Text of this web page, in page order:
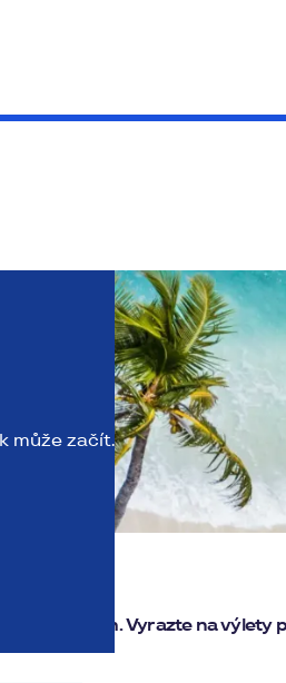
může začít.
Velikonocích. Vyrazte na